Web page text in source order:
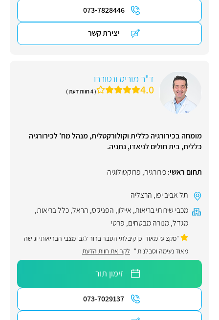
073-7828446
יצירת קשר
ד"ר מוריס ונטוררו
4.0 ( 4 חוות דעת )
מומחה בכירורגיה כללית וקולורקטלית, מנהל מח' לכירורגיה
כללית, בית חולים לניאדו, נתניה.
תחום ראשי:כירורגיה, פרוקטולוגיה
תל אביב יפו, הרצליה
מכבי שירותי בריאות, איילון, הפניקס, הראל,כלל בריאות,
מגדל,מנורה מבטחים, פרטי
"מקצועי מאוד וכן קיבלתי הסבר ברור לגבי מצבי הבריאותי וגישה
מאוד נעימה וסבלנית." לקריאת חוות הדעת
זימון תור
073-7029137